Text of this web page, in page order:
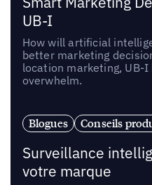
UB-I
How will artificial
better marketing
location marketing, UB-
overwhelm.
Blogues Conseils
Surveillance
votre marque